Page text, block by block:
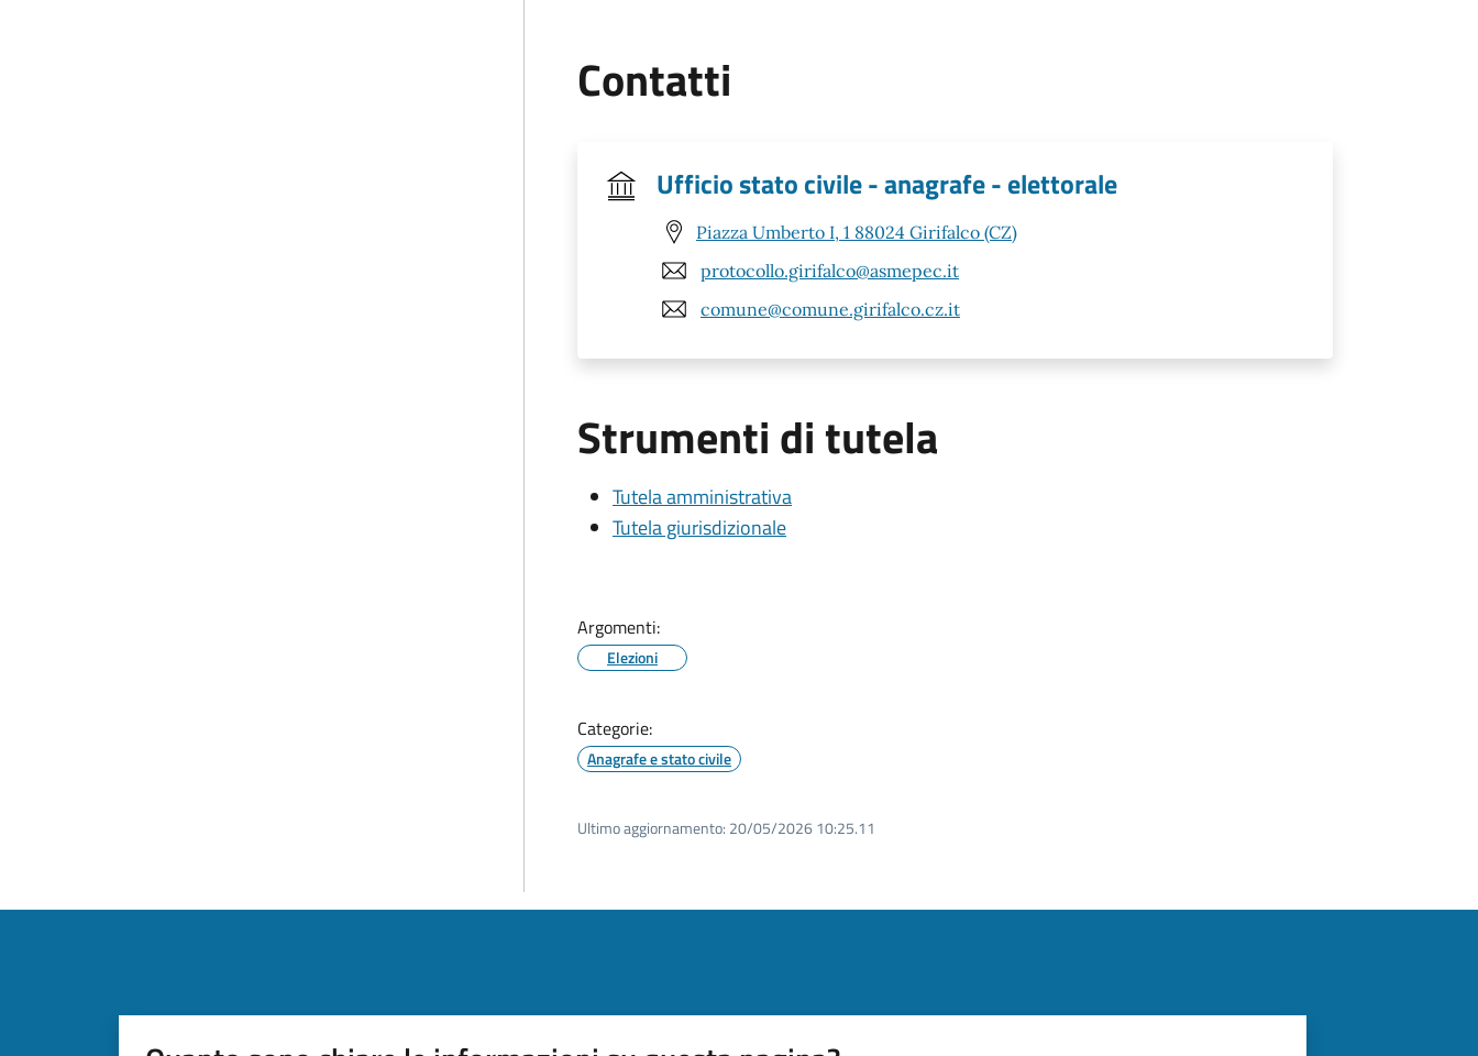
Contatti
Ufficio stato civile - anagrafe - elettorale
Piazza Umberto I, 1 88024 Girifalco (CZ)
protocollo.girifalco@asmepec.it
comune@comune.girifalco.cz.it
Strumenti di tutela
Tutela amministrativa
Tutela giurisdizionale
Argomenti:
Elezioni
Categorie:
Anagrafe e stato civile
Ultimo aggiornamento: 20/05/2026 10:25.11